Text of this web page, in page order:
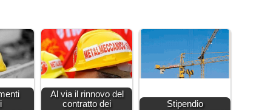
Al via il rinnovo del
contratto dei
Stipendio